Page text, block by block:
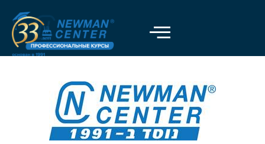
Выделить заголовки
Цвет фона
Уменьшить